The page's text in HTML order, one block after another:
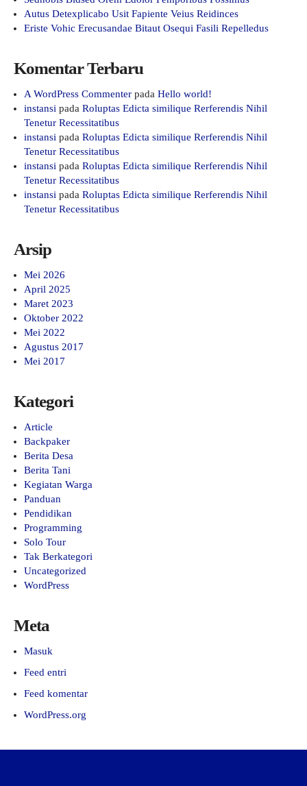
Autus Detexplicabo Usit Fapiente Veius Reidinces
Eriste Vohic Erecusandae Bitaut Osequi Fasili Repelledus
Komentar Terbaru
A WordPress Commenter pada Hello world!
instansi pada Roluptas Edicta similique Rerferendis Nihil
Tenetur Recessitatibus
instansi pada Roluptas Edicta similique Rerferendis Nihil
Tenetur Recessitatibus
instansi pada Roluptas Edicta similique Rerferendis Nihil
Tenetur Recessitatibus
instansi pada Roluptas Edicta similique Rerferendis Nihil
Tenetur Recessitatibus
Arsip
Mei 2026
April 2025
Maret 2023
Oktober 2022
Mei 2022
Agustus 2017
Mei 2017
Kategori
Article
Backpaker
Berita Desa
Berita Tani
Kegiatan Warga
Panduan
Pendidikan
Programming
Solo Tour
Tak Berkategori
Uncategorized
WordPress
Meta
Masuk
Feed entri
Feed komentar
WordPress.org